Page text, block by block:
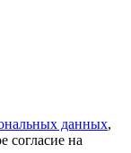
данных,
согласие на